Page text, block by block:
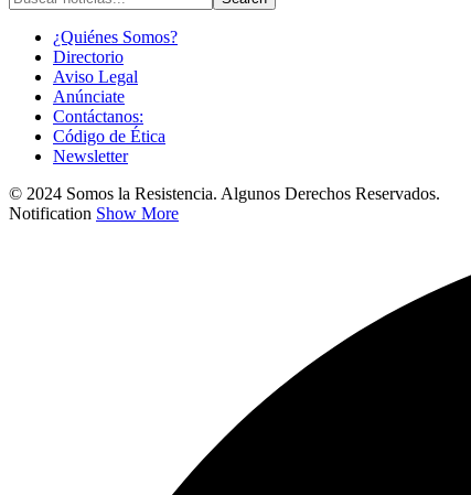
¿Quiénes Somos?
Directorio
Aviso Legal
Anúnciate
Contáctanos:
Código de Ética
Newsletter
© 2024 Somos la Resistencia. Algunos Derechos Reservados.
Notification Show More